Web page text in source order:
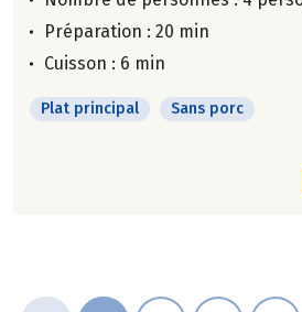
Préparation : 20 min
Cuisson : 6 min
Plat principal Sans porc